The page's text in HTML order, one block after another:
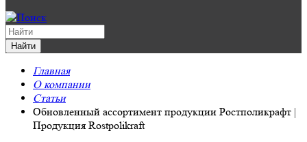
Главная
О компании
Статьи
Обновленный ассортимент продукции Ростполикрафт |
Продукция Rostpolikraft